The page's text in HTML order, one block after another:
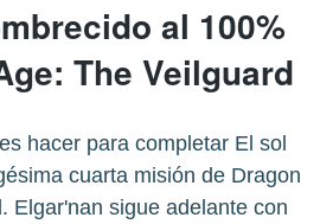
al 100%
The Veilguard
hacer para completar El sol
cuarta misión de Dragon
Elgar'nan sigue adelante con